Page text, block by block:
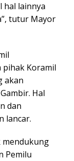
hal lainnya
tutur Mayor
pihak Koramil
akan
Hal
dan
lancar.
mendukung
Pemilu